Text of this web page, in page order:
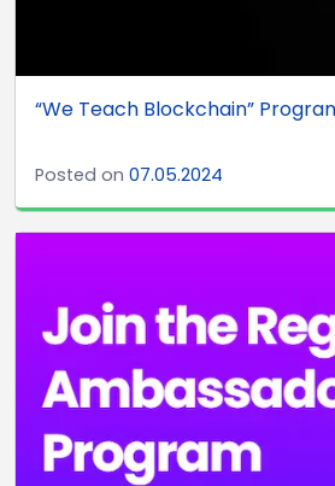
“We Teach Blockchain”
Posted on 07.05.2024